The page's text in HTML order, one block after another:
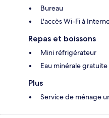
Bureau
L'accès Wi-Fi à
Repas et boissons
Mini réfrigérateur
Eau minérale gratuite
Plus
Service de ménage